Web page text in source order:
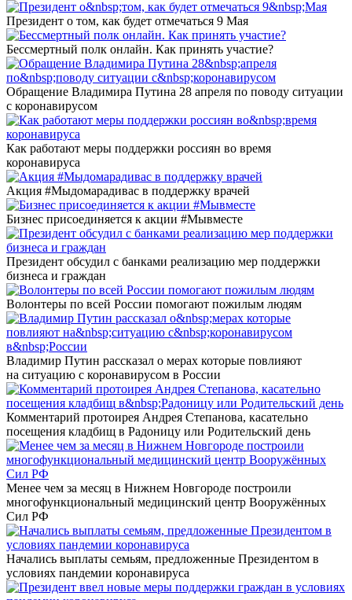
Президент о том, как будет отмечаться 9 Мая
Бессмертный полк онлайн. Как принять участие?
Обращение Владимира Путина 28 апреля по поводу ситуации
с коронавирусом
Как работают меры поддержки россиян во время
коронавируса
Акция #Мыдомарадивас в поддержку врачей
Бизнес присоединяется к акции #Мывместе
Президент обсудил с банками реализацию мер поддержки
бизнеса и граждан
Волонтеры по всей России помогают пожилым людям
Владимир Путин рассказал о мерах которые повлияют
на ситуацию с коронавирусом в России
Комментарий протоирея Андрея Степанова, касательно
посещения кладбищ в Радоницу или Родительский день
Менее чем за месяц в Нижнем Новгороде построили
многофункциональный медицинский центр Вооружённых
Сил РФ
Начались выплаты семьям, предложенные Президентом в
условиях пандемии коронавируса